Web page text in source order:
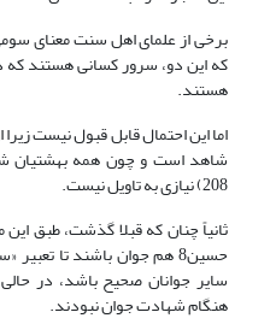
برخی از علمای اهل سنت معنای
که این دو، سرور کسانی هستند که
هستند.
اما این احتمال قابل قبول نیست زیرا
208) نیازی به تاویل نیست.
ثانیاً چنان که قبلا گذشت، طبق
حسین8 هم جوان باشند تا
هنگام شهادت جوان نبودند.